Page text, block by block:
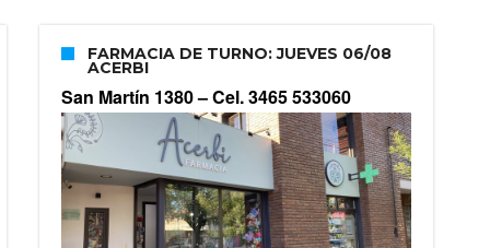
FARMACIA DE TURNO: JUEVES 06/08
ACERBI
San Martín 1380 –Cel. 3465 533060